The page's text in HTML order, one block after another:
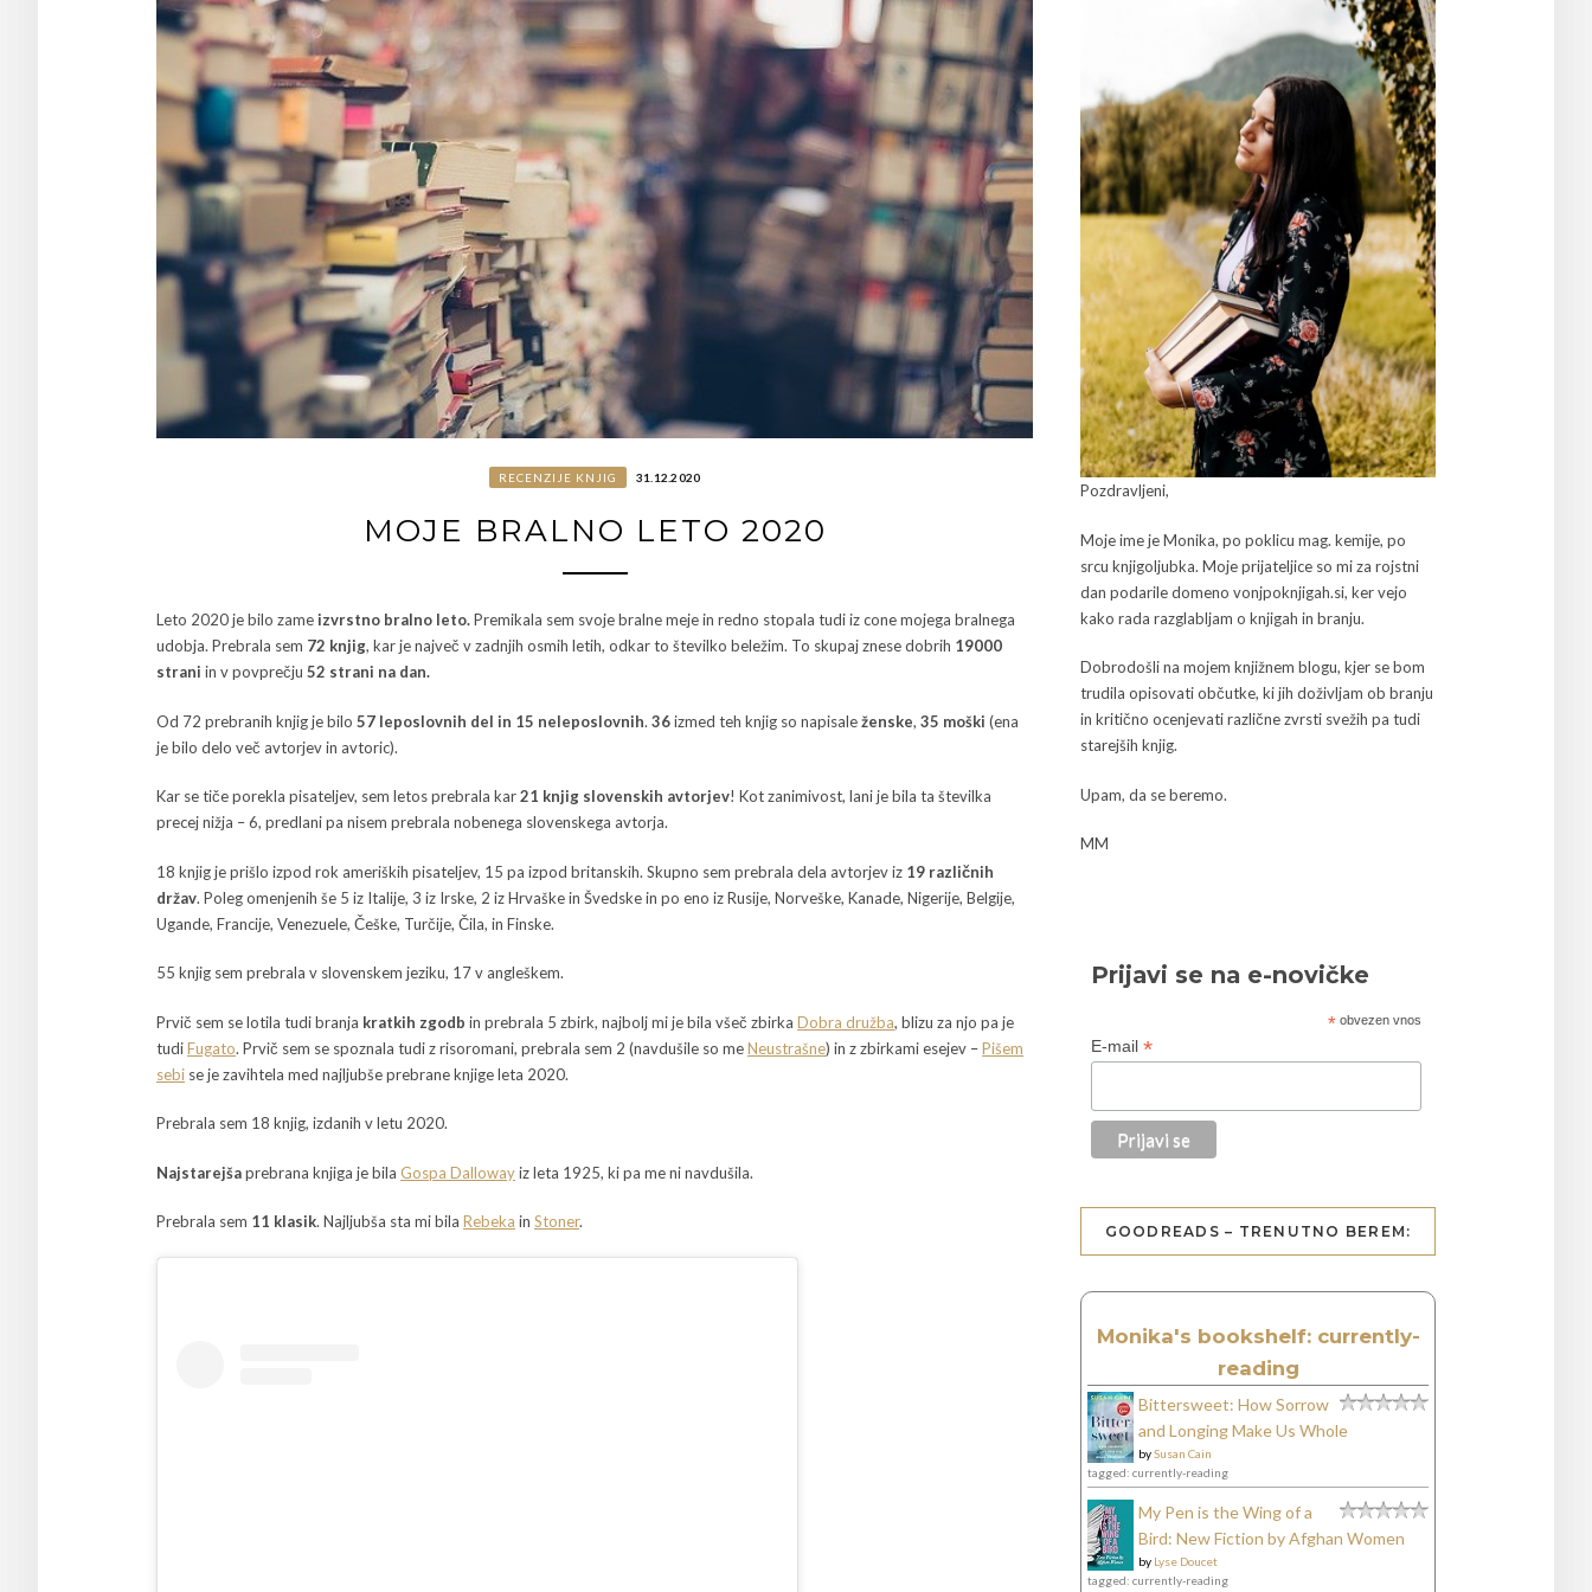
RECENZIJE KNJIG 31.12.2020
MOJE BRALNO LETO 2020
Leto 2020 je bilo zame izvrstno bralno leto.Premikala sem svoje bralne meje in redno stopala tudi iz cone mojega bralnega
udobja. Prebrala sem 72 knjig, kar je največ v zadnjih osmih letih, odkar to številko beležim. To skupaj znese dobrih 19000
strani in v povprečju 52 strani na dan.
Od 72 prebranih knjig je bilo 57 leposlovnih del in 15 neleposlovnih. 36izmed teh knjig so napisaleženske, 35 moški (ena
je bilo delo več avtorjev in avtoric).
Kar se tiče porekla pisateljev, sem letos prebrala kar21 knjig slovenskih avtorjev! Kot zanimivost, lani je bila ta številka
precej nižja – 6, predlani pa nisem prebrala nobenega slovenskega avtorja.
18 knjig je prišlo izpod rok ameriških pisateljev, 15 pa izpod britanskih. Skupno sem prebrala dela avtorjev iz 19 različnih
držav. Poleg omenjenih še 5 iz Italije, 3 iz Irske, 2 iz Hrvaške in Švedske in po eno iz Rusije, Norveške, Kanade, Nigerije, Belgije,
Ugande, Francije, Venezuele, Češke, Turčije, Čila, in Finske.
55 knjig sem prebrala v slovenskem jeziku, 17 v angleškem.
Prvič sem se lotila tudi branja kratkih zgodb in prebrala 5 zbirk, najbolj mi je bila všeč zbirka Dobra družba, blizu za njo pa je
tudiFugato. Prvič sem se spoznala tudi z risoromani, prebrala sem 2 (navdušile so meNeustrašne) in z zbirkami esejev –Pišem
sebi se je zavihtela med najljubše prebrane knjige leta 2020.
Prebrala sem 18 knjig, izdanih v letu 2020.
Najstarejšaprebrana knjiga je bila Gospa Dallowayiz leta 1925, ki pa me ni navdušila.
Prebrala sem 11 klasik. Najljubša sta mi bila Rebeka in Stoner.
Pozdravljeni,
Moje ime je Monika, po poklicu mag. kemije, po
srcu knjigoljubka. Moje prijateljice so mi za rojstni
dan podarile domeno vonjpoknjigah.si, ker vejo
kako rada razglabljam o knjigah in branju.
Dobrodošli na mojem knjižnem blogu, kjer se bom
trudila opisovati občutke, ki jih doživljam ob branju
in kritično ocenjevati različne zvrsti svežih pa tudi
starejših knjig.
Upam, da se beremo.
MM
Prijavi se na e-novičke
* obvezen vnos
E-mail *
GOODREADS – TRENUTNO BEREM:
Monika's bookshelf: currently-
reading
Bittersweet: How Sorrow
and Longing Make Us Whole
bySusan Cain
tagged: currently-reading
My Pen is the Wing of a
Bird: New Fiction by Afghan Women
by Lyse Doucet
tagged: currently-reading